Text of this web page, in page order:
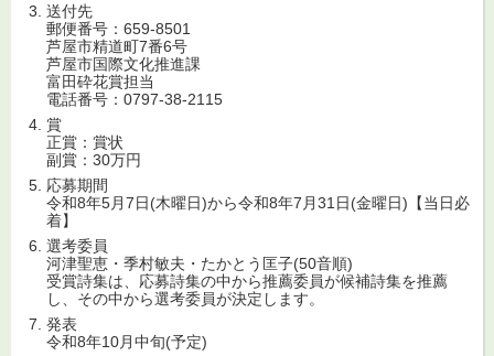
送付先
郵便番号：659-8501
芦屋市精道町7番6号
芦屋市国際文化推進課
富田砕花賞担当
電話番号：0797-38-2115
賞
正賞：賞状
副賞：30万円
応募期間
令和8年5月7日(木曜日)から令和8年7月31日(金曜日)【当日必
着】
選考委員
河津聖恵・季村敏夫・たかとう匡子(50音順)
受賞詩集は、応募詩集の中から推薦委員が候補詩集を推薦
し、その中から選考委員が決定します。
発表
令和8年10月中旬(予定)